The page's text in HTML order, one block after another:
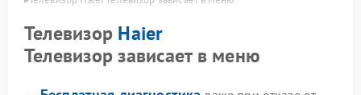
Телевизор Haier
Телевизор зависает в меню